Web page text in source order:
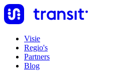
Visie
Regio's
Partners
Blog